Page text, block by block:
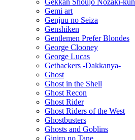
Gemi art
Genjuu no Seiza
Genshiken
Gentlemen Prefer Blondes
George Clooney
George Lucas
Getbackers -Dakkanya-
Ghost
Ghost in the Shell
Ghost Recon
Ghost Rider
Ghost Riders of the West
Ghostbusters
Ghosts and Goblins
Giniro no Tane